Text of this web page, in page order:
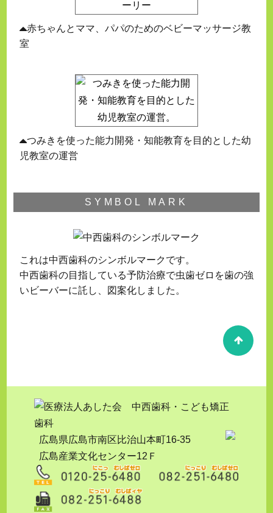
赤ちゃんとママ、パパのためのベビーマッサージ教
室
つみきを使った能力開発・知能教育を目的とした幼
児教室の運営
SYMBOL MARK
これは中西歯科のシンボルマークです。
中西歯科の目指している予防治療で虫歯ゼロを歯の強
いビーバーに託し、図案化しました。
広島県広島市南区比治山本町16-35
広島産業文化センター12Ｆ